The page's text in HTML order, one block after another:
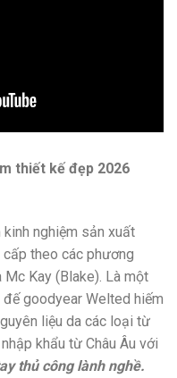
thiết kế đẹp 2026
nghiệm sản xuất
theo các phương
Kay (Blake). Là một
goodyear Welted hiếm
liệu da các loại từ
khẩu từ Châu Âu với
thủ công lành nghề.